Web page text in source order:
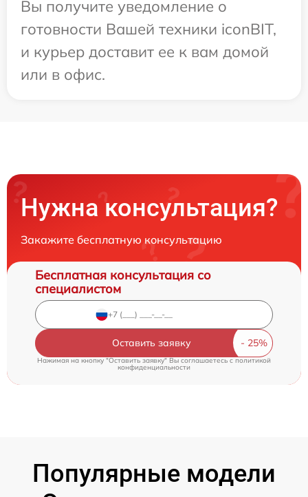
Вы получите уведомление о
готовности Вашей техники iconBIT,
и курьер доставит ее к вам домой
или в офис.
Нужна консультация?
Закажите бесплатную консультацию
Бесплатная консультация со
специалистом
Оставить заявку
Нажимая на кнопку "Оставить заявку" Вы соглашаетесь cполитикой
конфиденциальности
Популярные модели